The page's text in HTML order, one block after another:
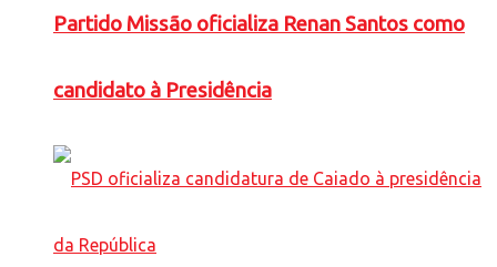
Partido Missão oficializa Renan Santos como
candidato à Presidência